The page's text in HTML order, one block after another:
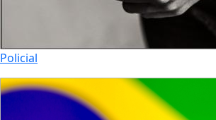
Policial